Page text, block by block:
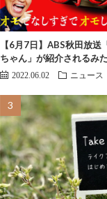
【6月7日】ABS秋田放
ちゃん」が紹介されるみ
2022.06.02 ニュース